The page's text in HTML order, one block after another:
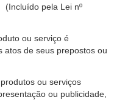
pela Lei nº
ou serviço é
atos de seus prepostos ou
ou serviços
ou publicidade,